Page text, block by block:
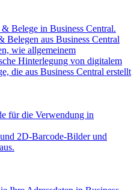
Belege in Business Central.
Belegen aus Business Central
wie allgemeinem
Hinterlegung von digitalem
die aus Business Central erstellt
für die Verwendung in
2D-Barcode-Bilder und